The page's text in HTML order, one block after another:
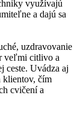
využívajú
a dajú sa
uzdravovanie
veľmi citlivo a
ceste. Uvádza aj
klientov, čím
cvičení a